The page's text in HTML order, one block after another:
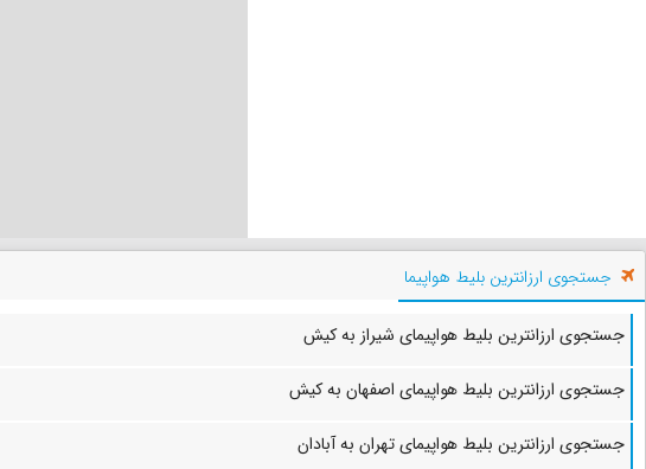
جستجوی ارزانترین بلیط هواپیما
جستجوی ارزانترین بلیط هواپیمای شیراز به کیش
جستجوی ارزانترین بلیط هواپیمای اصفهان به کیش
جستجوی ارزانترین بلیط هواپیمای تهران به آبادان